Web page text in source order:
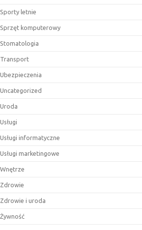
Sporty letnie
Sprzęt komputerowy
Stomatologia
Transport
Ubezpieczenia
Uncategorized
Uroda
Usługi
Usługi informatyczne
Usługi marketingowe
Wnętrze
Zdrowie
Zdrowie i uroda
Żywność